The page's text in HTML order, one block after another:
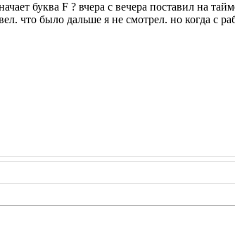
буква F ? вчера с вечера поставил на
что было дальше я не смотрел. но когда с